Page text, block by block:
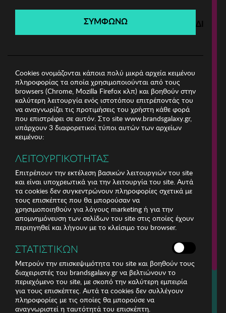
Filters
Για τηλεφωνικές παραγγελίες καλέστε
211 18 94 400
(Δευτέρα έως Παρασκευή 9:30 - 14:30 & 24ώρες Φωνητική Πύλη)
ΣΥΜΦΩΝΩ
Cookies ονομάζονται κάποια πολύ μικρά αρχεία κειμένου
πληροφορίας τα οποία χρησιμοποιούνται από τους
browsers (Chrome, Mozilla Firefox κλπ) και βοηθούν στην
καλύτερη λειτουργία ενός ιστοτόπου επιτρέποντάς του
να αναγνωρίζει τις προτιμήσεις του χρήστη κάθε φορά
που επιστρέφει σε αυτόν. Στο site www.brandsgalaxy.gr,
υπάρχουν 3 διαφορετικοί τύποι αυτών των αρχείων
κειμένου:
ΛΕΙΤΟΥΡΓΙΚΟΤΗΤΑΣ
Επιτρέπουν την εκτέλεση βασικών λειτουργιών του site
και είναι υποχρεωτικά για την λειτουργία του site. Αυτά
τα cookies δεν συγκεντρώνουν πληροφορίες σχετικά με
τους επισκέπτες που θα μπορούσαν να
χρησιμοποιηθούν για λόγους marketing ή για την
απομνημόνευση των σελίδων του site στις οποίες έχουν
περιηγηθεί και λήγουν με το κλείσιμο του browser.
ΣΤΑΤΙΣΤΙΚΩΝ
Μετρούν την επισκεψιμότητα του site και βοηθούν τους
διαχειριστές του brandsgalaxy.gr να βελτιώνουν το
περιεχόμενο του site, με σκοπό την καλύτερη εμπειρία
για τους επισκέπτες. Αυτά τα cookies δεν συλλέγουν
πληροφορίες με τις οποίες θα μπορούσε να
αναγνωριστεί η ταυτότητά του επισκέπτη.